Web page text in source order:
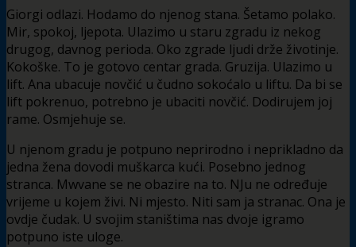
Giorgi odlazi. Hodamo do njenog stana. Šetamo polako.
Mir, spokoj, ljepota. Ulazimo u staru zgradu iz nekog
drugog, davnog perioda. Oko zgrade ljudi drže životinje.
Kokoške. To je gotovo centar grada. Gruzija. Ulazimo u
lift. Ana ubacuje novčić u čudno sokoćalo u liftu. Da bi se
lift pokrenuo, potrebno je ubaciti novčić. Dodirujem joj
rame. Osmjehuje se.
U njenom gradu je potpuno neprirodno i neprikladno da
jedna žena dovodi muškarca kući. Posebno jednog
stranca. Mwvane se ne obazire na to. NJu ne određuje
vrijeme u kojem živi. Ni mjesto. Niti sam ja stranac. Ona je
ovdje čudak. U svojim staništima nas dvoje igramo
potpuno iste uloge.